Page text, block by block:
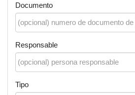
Documento
Responsable
Tipo